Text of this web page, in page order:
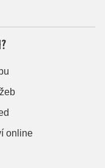
online